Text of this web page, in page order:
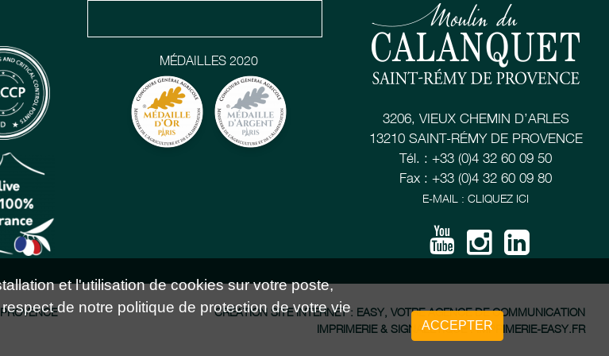
MÉDAILLES 2020
3206, VIEUX CHEMIN D’ARLES
13210 SAINT-RÉMY DE PROVENCE
Tél. : +33 (0)4 32 60 09 50
Fax : +33 (0)4 32 60 09 80
E-MAIL : CLIQUEZ ICI
CRÉATION SITE INTERNET : EASY, VOTRE AGENCE DE COMMUNICATION
IMPRIMERIE & SIGNALÉTIQUE : IMPRIMERIE-EASY.FR
et l'utilisation de cookies sur votre poste,
de notre politique de protection de votre vie
ACCEPTER